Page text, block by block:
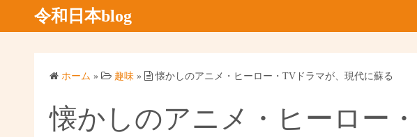
令和日本blog
ホーム » 趣味 » 懐かしのアニメ・ヒーロー・TVドラマが、現代に蘇る
懐かしのアニメ・ヒーロー